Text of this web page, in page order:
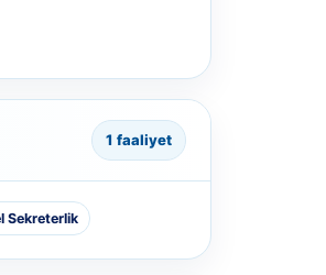
1 faaliyet
Sekreterlik